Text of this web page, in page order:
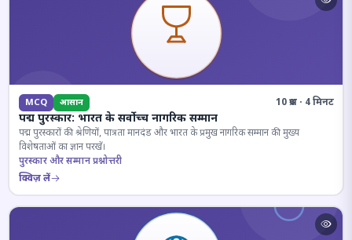
MCQ आसान 10 प्रश्न · 4 मिनट
पद्म पुरस्कार: भारत के सर्वोच्च नागरिक सम्मान
पद्म पुरस्कारों की श्रेणियों, पात्रता मानदंड और भारत के प्रमुख नागरिक सम्मान की मुख्य
विशेषताओं का ज्ञान परखें।
पुरस्कार और सम्मान प्रश्नोत्तरी
क्विज़ लें